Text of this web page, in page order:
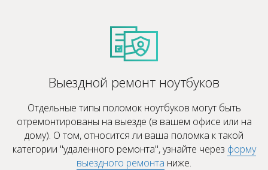
Выездной ремонт ноутбуков
Отдельные типы поломок ноутбуков могут быть
отремонтированы на выезде (в вашем офисе или на
дому). О том, относится ли ваша поломка к такой
категории "удаленного ремонта", узнайте через форму
выездного ремонта ниже.